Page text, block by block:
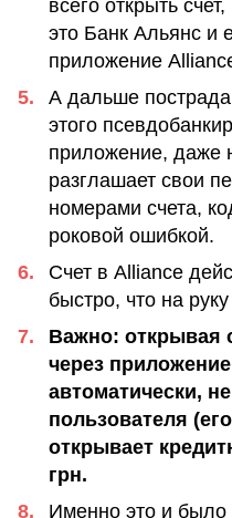
всего открыть
это Банк Альянс и
приложение
А дальше
этого
приложение, даже
разглашает свои
номерами счета,
роковой ошибкой.
Счет в Alliance
быстро, что на
Важно: открывая
через
автоматически,
пользователя
открывает
грн.
Именно это и было